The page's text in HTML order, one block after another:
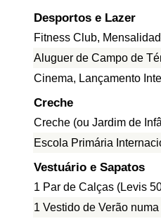
Desportos e Lazer
Fitness Club,
Aluguer de Campo de
Cinema, Lançamento
Creche
Creche (ou Jardim de
Escola Primária
Vestuário e Sapatos
1 Par de Calças (Levis
1 Vestido de Verão